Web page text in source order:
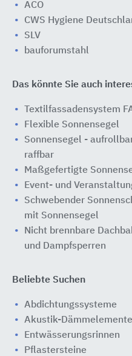
ACO
CWS Hygiene
SLV
bauforumstahl
Das könnte Sie auch
Textilfassadensystem
Flexible Sonnensegel
Sonnensegel -
raffbar
Maßgefertigte
Event- und
Schwebender
mit Sonnensegel
Nicht brennbare
und Dampfsperren
Beliebte Suchen
Abdichtungssysteme
Akustik-Dämmelemente
Entwässerungsrinnen
Pflastersteine